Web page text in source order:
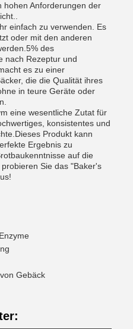
hohen Anforderungen der
einfach zu verwenden. Es
oder mit den anderen
des
nach Rezeptur und
es zu einer
die die Qualität ihres
in teure Geräte oder
eine wesentliche Zutat für
konsistentes und
Produkt kann
Ergebnis zu
auf die
Sie das "Baker's
Gebäck